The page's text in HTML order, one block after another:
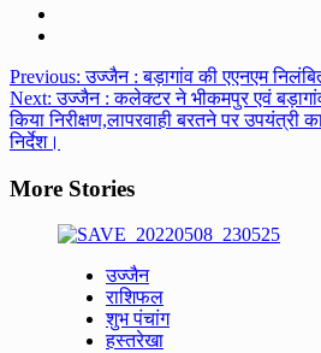
Post
navigation
Previous:उज्जैन : बड़ागांव की एएनएम
Next:उज्जैन : कलेक्टर ने भीकमपुर एवं
किया निरीक्षण,लापरवाही बरतने पर उपयंत्री
निर्देश।
More Stories
उज्जैन
राशिफल
शुभ पंचांग
हस्तरेखा